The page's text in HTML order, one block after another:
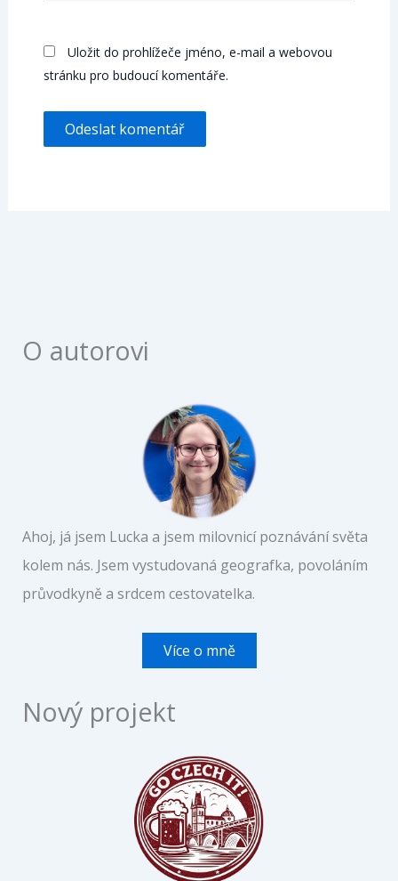
Uložit do prohlížeče jméno, e-mail a webovou
stránku pro budoucí komentáře.
O autorovi
Ahoj, já jsem Lucka a jsem milovnicí poznávání světa
kolem nás. Jsem vystudovaná geografka, povoláním
průvodkyně a srdcem cestovatelka.
Více o mně
Nový projekt